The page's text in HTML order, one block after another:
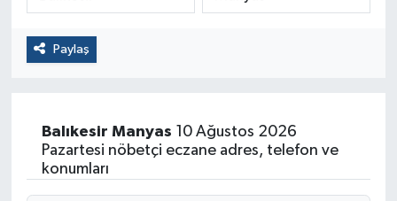
Paylaş
Balıkesir Manyas 10 Ağustos 2026
Pazartesi nöbetçi eczane adres, telefon ve
konumları
Yaşam